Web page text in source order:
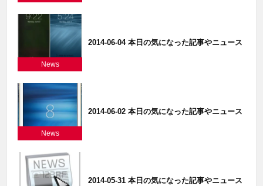
News
2014-06-04 本日の気になった記事やニュース
News
2014-06-02 本日の気になった記事やニュース
2014-05-31 本日の気になった記事やニュース